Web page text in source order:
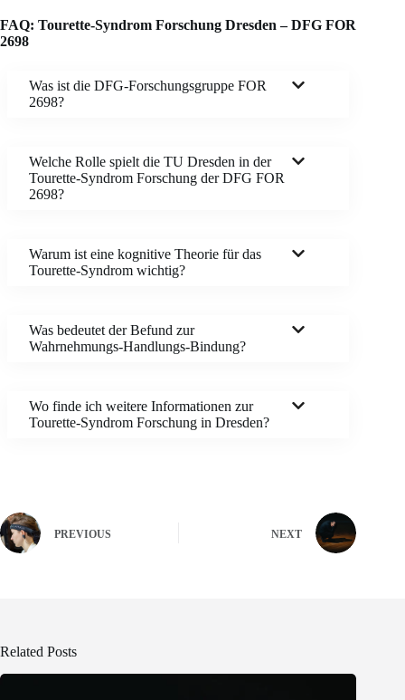
FAQ: Tourette-Syndrom Forschung Dresden – DFG FOR
2698
Was ist die DFG-Forschungsgruppe FOR
2698?
Welche Rolle spielt die TU Dresden in der
Tourette-Syndrom Forschung der DFG FOR
2698?
Warum ist eine kognitive Theorie für das
Tourette-Syndrom wichtig?
Was bedeutet der Befund zur
Wahrnehmungs-Handlungs-Bindung?
Wo finde ich weitere Informationen zur
Tourette-Syndrom Forschung in Dresden?
PREVIOUS NEXT
Related Posts